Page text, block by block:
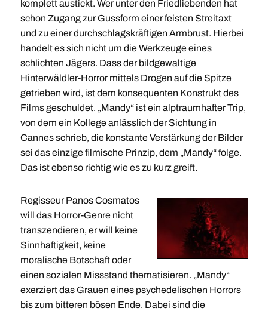
komplett austickt. Wer unter den Friedliebenden hat
schon Zugang zur Gussform einer feisten Streitaxt
und zu einer durchschlagskräftigen Armbrust. Hierbei
handelt es sich nicht um die Werkzeuge eines
schlichten Jägers. Dass der bildgewaltige
Hinterwäldler-Horror mittels Drogen auf die Spitze
getrieben wird, ist dem konsequenten Konstrukt des
Films geschuldet. „Mandy“ ist ein alptraumhafter Trip,
von dem ein Kollege anlässlich der Sichtung in
Cannes schrieb, die konstante Verstärkung der Bilder
sei das einzige filmische Prinzip, dem „Mandy“ folge.
Das ist ebenso richtig wie es zu kurz greift.
Regisseur Panos Cosmatos
will das Horror-Genre nicht
transzendieren, er will keine
Sinnhaftigkeit, keine
moralische Botschaft oder
einen sozialen Missstand thematisieren. „Mandy“
exerziert das Grauen eines psychedelischen Horrors
bis zum bitteren bösen Ende. Dabei sind die